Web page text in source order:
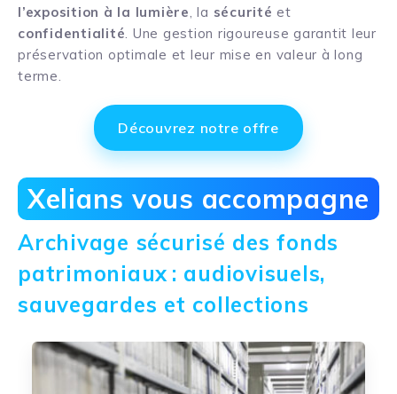
l’exposition à la lumière , la sécurité et
confidentialité . Une gestion rigoureuse garantit leur
préservation optimale et leur mise en valeur à long
terme.
Découvrez notre offre
Xelians vous accompagne
Archivage sécurisé des fonds
patrimoniaux : audiovisuels,
sauvegardes et collections